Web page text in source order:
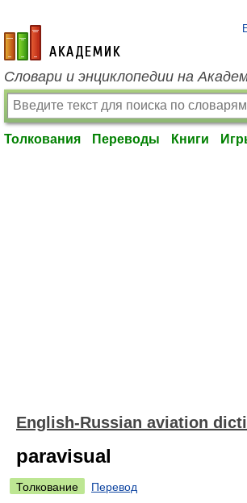
academic.ru
Словари и энциклопедии на
Толкования Переводы Книги
English-Russian aviation
paravisual
Толкование
Перевод